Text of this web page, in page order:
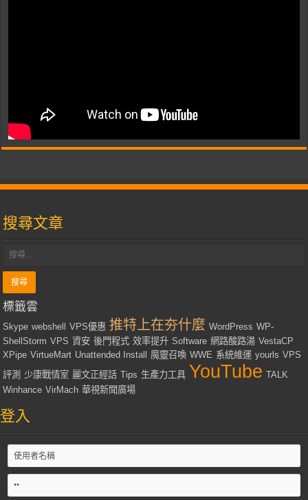
搜尋文章
標籤雲
Skype webshell VPS優惠 推特上在夯什麼 WordPress WP-
ShellStorm VPS 資安 後門程式 效率提升 Software 網路酸路湯 VestaCP
XPipe VirtueMart Unattended Install 魔靈召喚 WWE 系統維運 yourls VPS
評測 少康戰情室 麗文正經話 Tips 生產力工具 YouTube TALK
Winhance VirMach 華視新聞廣場
登入